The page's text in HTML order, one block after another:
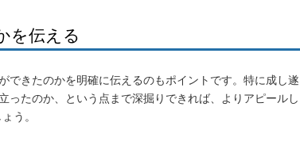
を伝える
できたのかを明確に伝えるのもポイントです。特に成し遂
ったのか、という点まで深掘りできれば、よりアピールし
う。